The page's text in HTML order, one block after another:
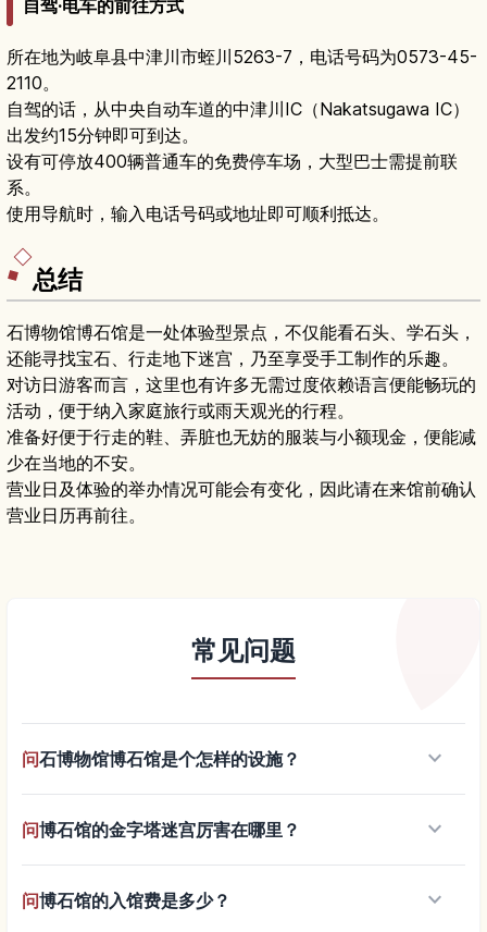
自驾·电车的前往方式
所在地为岐阜县中津川市蛭川5263-7，电话号码为0573-45-
2110。
自驾的话，从中央自动车道的中津川IC（Nakatsugawa IC）
出发约15分钟即可到达。
设有可停放400辆普通车的免费停车场，大型巴士需提前联
系。
使用导航时，输入电话号码或地址即可顺利抵达。
总结
石博物馆博石馆是一处体验型景点，不仅能看石头、学石头，
还能寻找宝石、行走地下迷宫，乃至享受手工制作的乐趣。
对访日游客而言，这里也有许多无需过度依赖语言便能畅玩的
活动，便于纳入家庭旅行或雨天观光的行程。
准备好便于行走的鞋、弄脏也无妨的服装与小额现金，便能减
少在当地的不安。
营业日及体验的举办情况可能会有变化，因此请在来馆前确认
营业日历再前往。
常见问题
问石博物馆博石馆是个怎样的设施？ keyboard_arrow_down
问博石馆的金字塔迷宫厉害在哪里？ keyboard_arrow_down
问博石馆的入馆费是多少？ keyboard_arrow_down